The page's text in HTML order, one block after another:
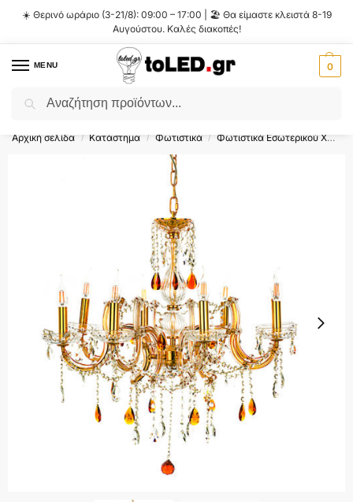
☀️ Θερινό ωράριο (3-21/8): 09:00 – 17:00 | 🏖️ Θα είμαστε κλειστά 8-19
Αυγούστου. Καλές διακοπές!
MENU 0
Flash Sale ⚡ 10% Έκπτωση με τον κωδικό
Αρχική σελίδα / Κατάστημα / Φωτιστικά / Φωτιστικά Εσωτερικού Χώρου